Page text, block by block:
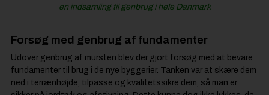
en indsamling til genbrug i hele Danmark
Forsøg med genbrug af fundamenter
Udover genbrug af mursten blev der gjort forsøg med at bevare
fundamenter til brug i de nye byggerier. Tanken var at skære dem
ned i terrænhøjde, tilpasse og kvalitetssikre dem, så man er